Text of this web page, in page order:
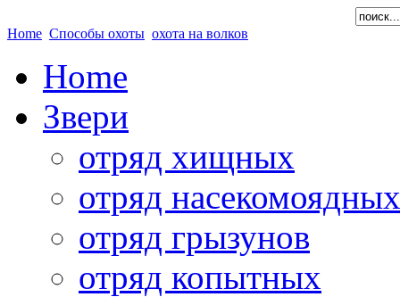
Home Способы охоты охота на волков
Home
Звери
отряд хищных
отряд насекомоядных
отряд грызунов
отряд копытных